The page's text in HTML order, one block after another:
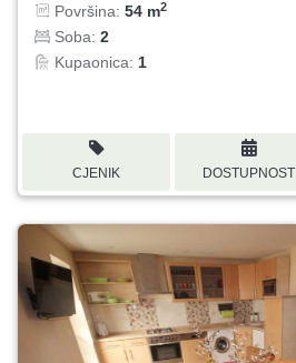
Površina: 54 m2
Soba: 2
Kupaonica: 1
CJENIK DOSTUPNOST